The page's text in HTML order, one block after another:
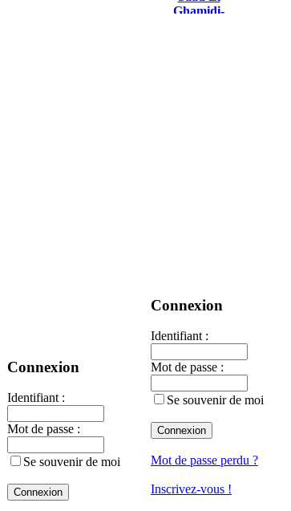
Connexion
Identifiant :
Mot de passe :
Se souvenir de moi
Ghamidi-
Connexion
Identifiant :
Mot de passe :
Se souvenir de moi
Mot de passe perdu ?
Inscrivez-vous !